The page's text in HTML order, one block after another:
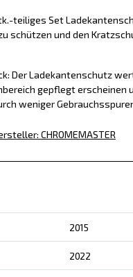
teiliges Set
schützen und den
Der Ladekantenschutz
gepflegt erscheinen
weniger
: CHROMEMASTER
2015
2022